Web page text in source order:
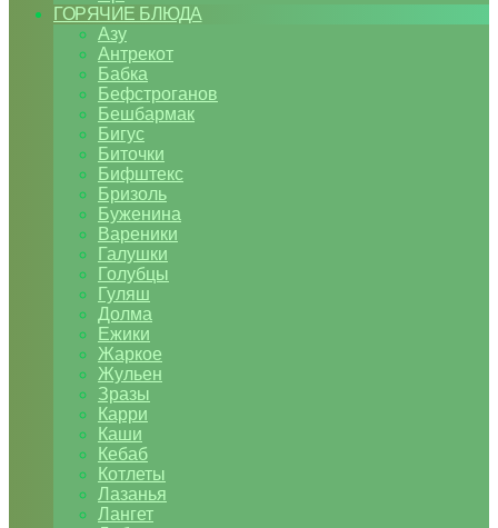
ГОРЯЧИЕ БЛЮДА
Азу
Антрекот
Бабка
Бефстроганов
Бешбармак
Бигус
Биточки
Бифштекс
Бризоль
Буженина
Вареники
Галушки
Голубцы
Гуляш
Долма
Ежики
Жаркое
Жульен
Зразы
Карри
Каши
Кебаб
Котлеты
Лазанья
Лангет